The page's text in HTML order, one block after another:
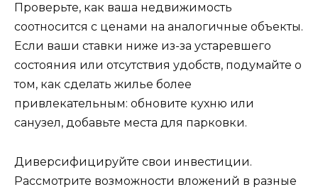
Проверьте, как ваша недвижимость
соотносится с ценами на аналогичные объекты.
Если ваши ставки ниже из-за устаревшего
состояния или отсутствия удобств, подумайте о
том, как сделать жилье более
привлекательным: обновите кухню или
санузел, добавьте места для парковки.
Диверсифицируйте свои инвестиции.
Рассмотрите возможности вложений в разные